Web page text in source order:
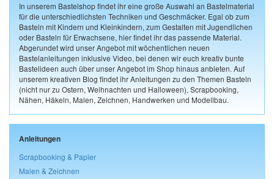
In unserem Bastelshop findet ihr eine große Auswahl an Bastelmaterial
für die unterschiedlichsten Techniken und Geschmäcker. Egal ob zum
Basteln mit Kindern und Kleinkindern, zum Gestalten mit Jugendlichen
oder Basteln für Erwachsene, hier findet ihr das passende Material.
Abgerundet wird unser Angebot mit wöchentlichen neuen
Bastelanleitungen inklusive Video, bei denen wir euch kreativ bunte
Bastelideen auch über unser Angebot im Shop hinaus anbieten. Auf
unserem kreativen Blog findet ihr Anleitungen zu den Themen Basteln
(nicht nur zu Ostern, Weihnachten und Halloween), Scrapbooking,
Nähen, Häkeln, Malen, Zeichnen, Handwerken und Modellbau.
Anleitungen
Scrapbooking & Papier
Malen & Zeichnen